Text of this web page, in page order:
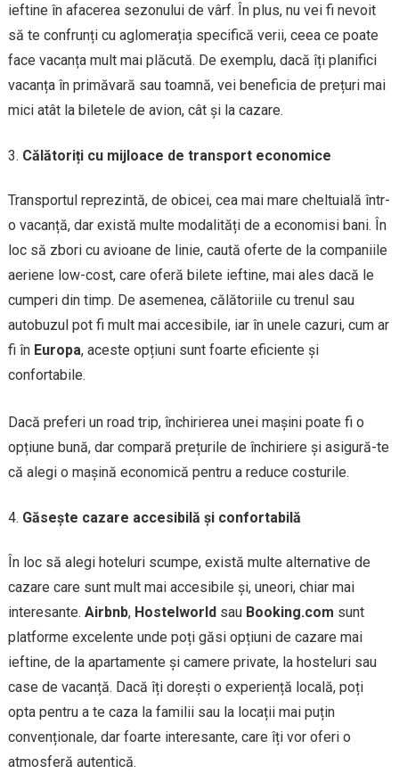
ieftine în afacerea sezonului de vârf. În plus, nu vei fi nevoit
să te confrunți cu aglomerația specifică verii, ceea ce poate
face vacanța mult mai plăcută. De exemplu, dacă îți planifici
vacanța în primăvară sau toamnă, vei beneficia de prețuri mai
mici atât la biletele de avion, cât și la cazare.
Călătoriți cu mijloace de transport economice
Transportul reprezintă, de obicei, cea mai mare cheltuială într-
o vacanță, dar există multe modalități de a economisi bani. În
loc să zbori cu avioane de linie, caută oferte de la companiile
aeriene low-cost, care oferă bilete ieftine, mai ales dacă le
cumperi din timp. De asemenea, călătoriile cu trenul sau
autobuzul pot fi mult mai accesibile, iar în unele cazuri, cum ar
fi în Europa, aceste opțiuni sunt foarte eficiente și
confortabile.
Dacă preferi un road trip, închirierea unei mașini poate fi o
opțiune bună, dar compară prețurile de închiriere și asigură-te
că alegi o mașină economică pentru a reduce costurile.
Găsește cazare accesibilă și confortabilă
În loc să alegi hoteluri scumpe, există multe alternative de
cazare care sunt mult mai accesibile și, uneori, chiar mai
interesante. Airbnb, Hostelworldsau Booking.com sunt
platforme excelente unde poți găsi opțiuni de cazare mai
ieftine, de la apartamente și camere private, la hosteluri sau
case de vacanță. Dacă îți dorești o experiență locală, poți
opta pentru a te caza la familii sau la locații mai puțin
convenționale, dar foarte interesante, care îți vor oferi o
atmosferă autentică.